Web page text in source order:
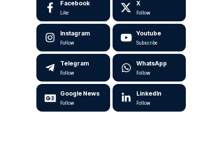
Facebook
Like
X
Follow
Instagram
Follow
Youtube
Subscribe
Telegram
Follow
WhatsApp
Follow
Google News
Follow
LinkedIn
Follow